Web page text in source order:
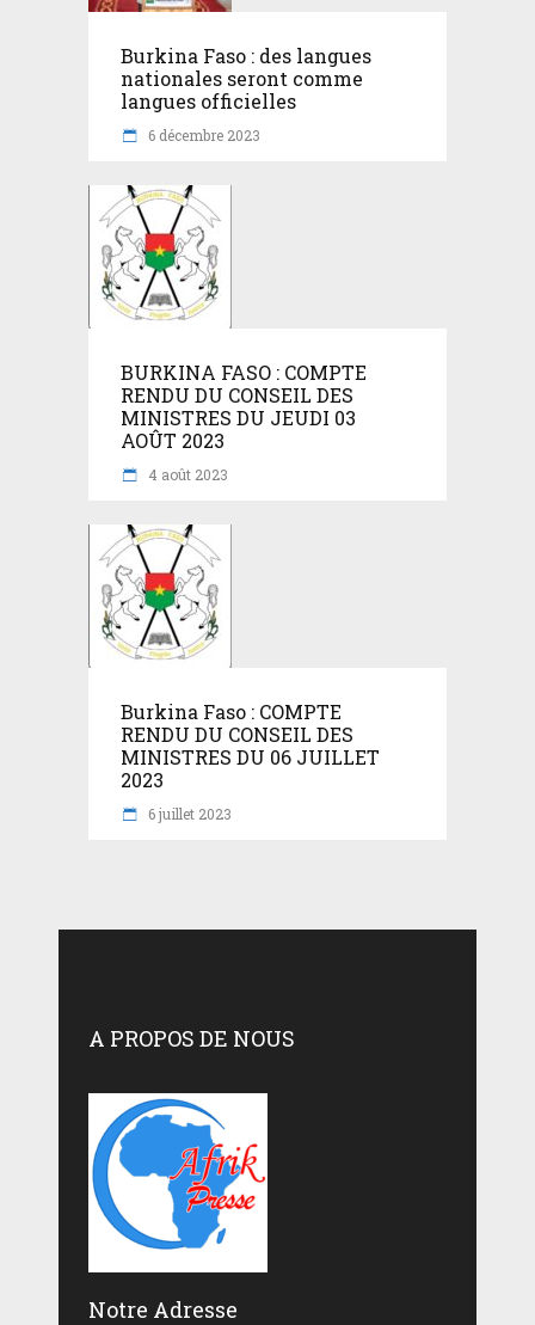
Burkina Faso : des langues
nationales seront comme
langues officielles
6 décembre 2023
BURKINA FASO : COMPTE
RENDU DU CONSEIL DES
MINISTRES DU JEUDI 03
AOÛT 2023
4 août 2023
Burkina Faso : COMPTE
RENDU DU CONSEIL DES
MINISTRES DU 06 JUILLET
2023
6 juillet 2023
A PROPOS DE NOUS
Notre Adresse